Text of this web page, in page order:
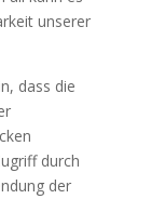
unserer
dass die
durch
der